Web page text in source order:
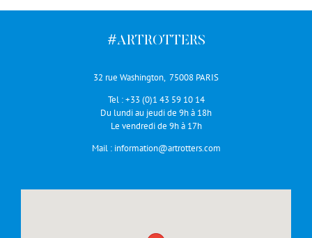
#ARTROTTERS
32 rue Washington, 75008 PARIS
Tel :+33 (0)1 43 59 10 14
Du lundi au jeudi de 9h à 18h
Le vendredi de 9h à 17h
Mail : information@artrotters.com